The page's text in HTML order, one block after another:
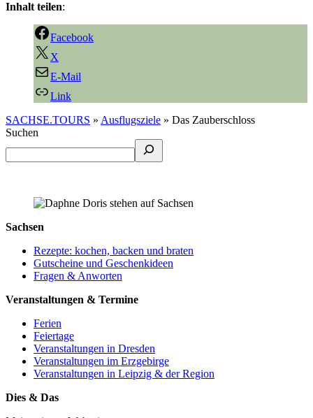
Inhalt teilen:
Facebook
X
E-Mail
Link
SACHSE.TOURS » Ausflugsziele » Das Zauberschloss
Suchen
Sachsen
Rezepte: kochen, backen und braten
Gutscheine und Geschenkideen
Fragen & Anworten
Veranstaltungen & Termine
Ferien
Feiertage
Veranstaltungen in Dresden
Veranstaltungen im Erzgebirge
Veranstaltungen in Leipzig & der Region
Dies & Das